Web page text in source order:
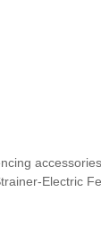
Electric